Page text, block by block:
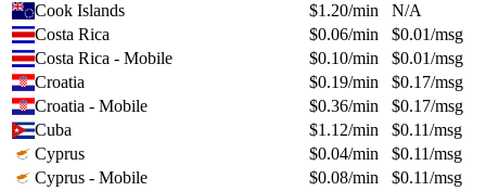
Cook Islands
$1.20/min
N/A
Costa Rica
$0.06/min $0.01/msg
Costa Rica - Mobile
$0.10/min $0.01/msg
Croatia
$0.19/min $0.17/msg
Croatia - Mobile
$0.36/min $0.17/msg
Cuba
$1.12/min $0.11/msg
Cyprus
$0.04/min $0.11/msg
Cyprus - Mobile
$0.08/min $0.11/msg